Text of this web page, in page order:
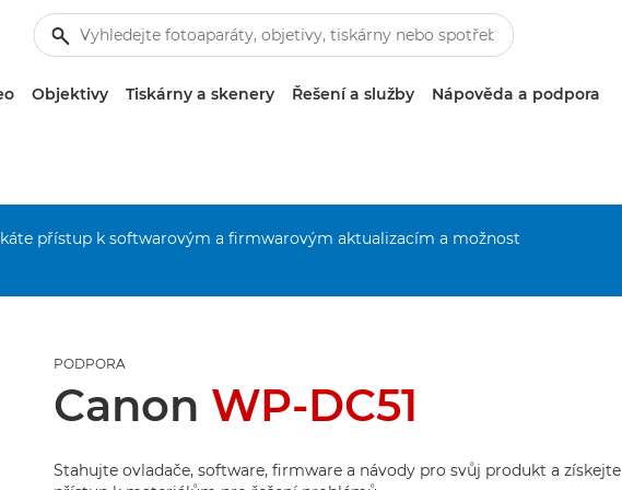
Objektivy Tiskárny a skenery Řešení a služby Nápověda a podpora
přístup k softwarovým a firmwarovým aktualizacím a možnost
PODPORA
Canon WP-DC51
Stahujte ovladače, software, firmware a návody pro svůj produkt a získejte